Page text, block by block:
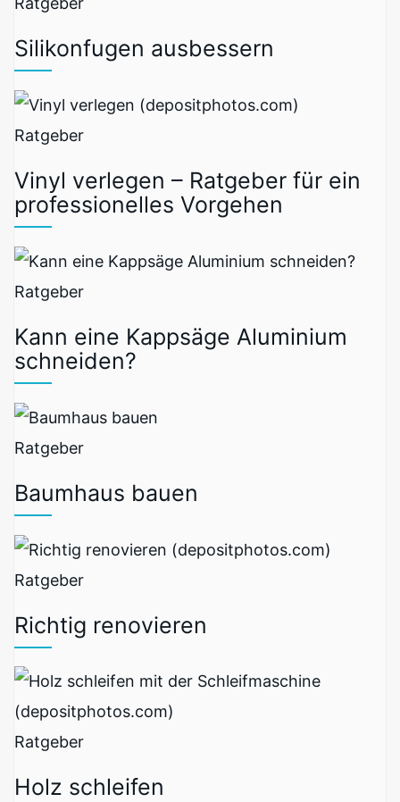
Silikonfugen ausbessern
Ratgeber
Vinyl verlegen – Ratgeber für ein
professionelles Vorgehen
Ratgeber
Kann eine Kappsäge Aluminium
schneiden?
Ratgeber
Baumhaus bauen
Ratgeber
Richtig renovieren
Ratgeber
Holz schleifen